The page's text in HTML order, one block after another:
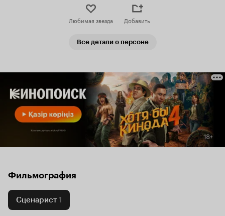
Любимая звезда Добавить
Все детали о персоне
Фильмография
Сценарист 1